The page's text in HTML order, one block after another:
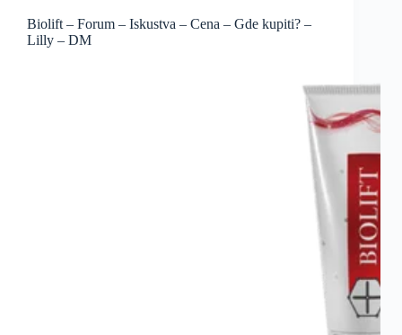
Biolift – Forum – Iskustva – Cena – Gde kupiti? –
Lilly – DM